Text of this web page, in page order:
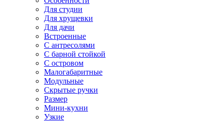
Для студии
Для хрущевки
Для дачи
Встроенные
С антресолями
С барной стойкой
С островом
Малогабаритные
Модульные
Скрытые ручки
Размер
Мини-кухни
Узкие